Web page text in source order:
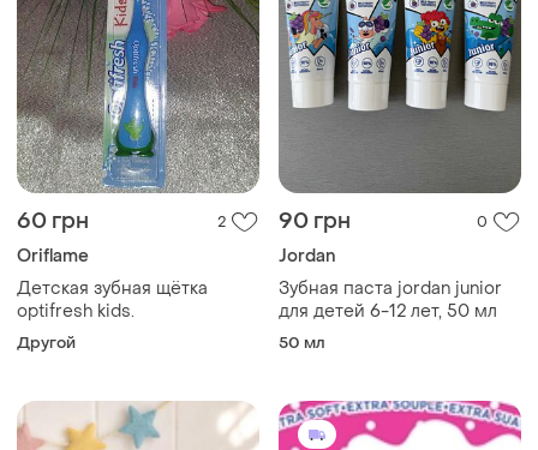
60 грн 2
Oriflame
Детская зубная щётка
optifresh kids.
Другой
90 грн 0
Jordan
Зубная паста jordan junior
для детей 6-12 лет, 50 мл
50 мл